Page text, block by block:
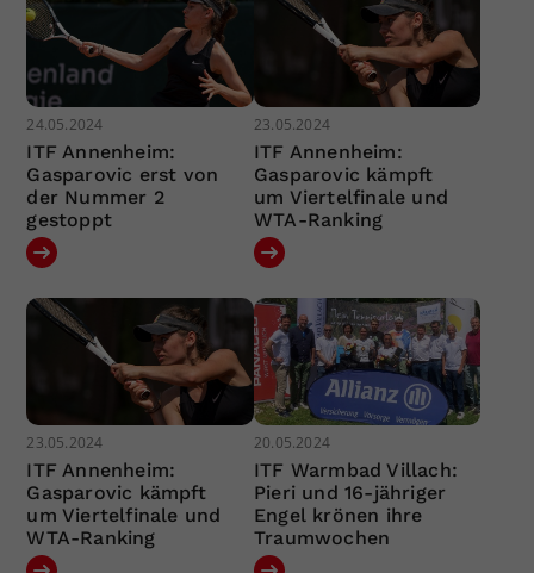
24.05.2024
ITF Annenheim:
Gasparovic erst von
der Nummer 2
gestoppt
23.05.2024
ITF Annenheim:
Gasparovic kämpft
um Viertelfinale und
WTA-Ranking
23.05.2024
ITF Annenheim:
Gasparovic kämpft
um Viertelfinale und
WTA-Ranking
20.05.2024
ITF Warmbad Villach:
Pieri und 16-jähriger
Engel krönen ihre
Traumwochen